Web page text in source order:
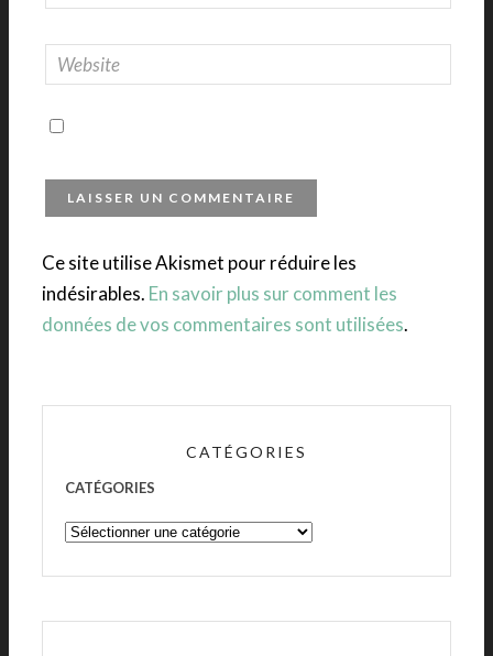
Ce site utilise Akismet pour réduire les
indésirables. En savoir plus sur comment les
données de vos commentaires sont utilisées.
CATÉGORIES
CATÉGORIES